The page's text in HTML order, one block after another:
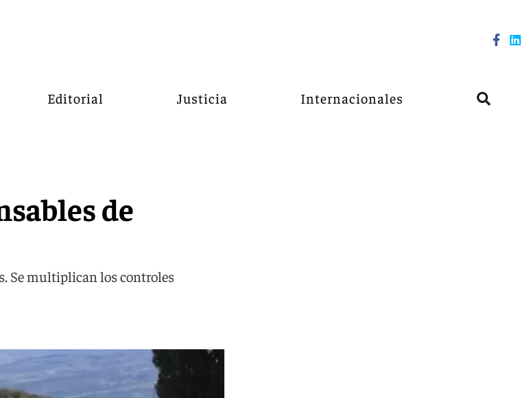
Editorial Justicia Internacionales
de
Se multiplican los controles